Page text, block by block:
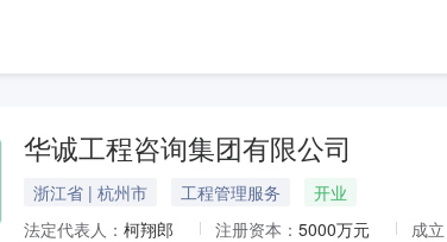
华诚工程咨询集团有限公司
浙江省 | 杭州市 工程管理服务
开业
法定代表人： 柯翔郎 注册资本： 5000万元 成立